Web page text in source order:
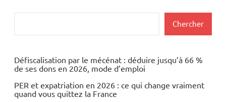
Chercher
Défiscalisation par le mécénat : déduire jusqu’à 66 %
de ses dons en 2026, mode d’emploi
PER et expatriation en 2026 : ce qui change vraiment
quand vous quittez la France